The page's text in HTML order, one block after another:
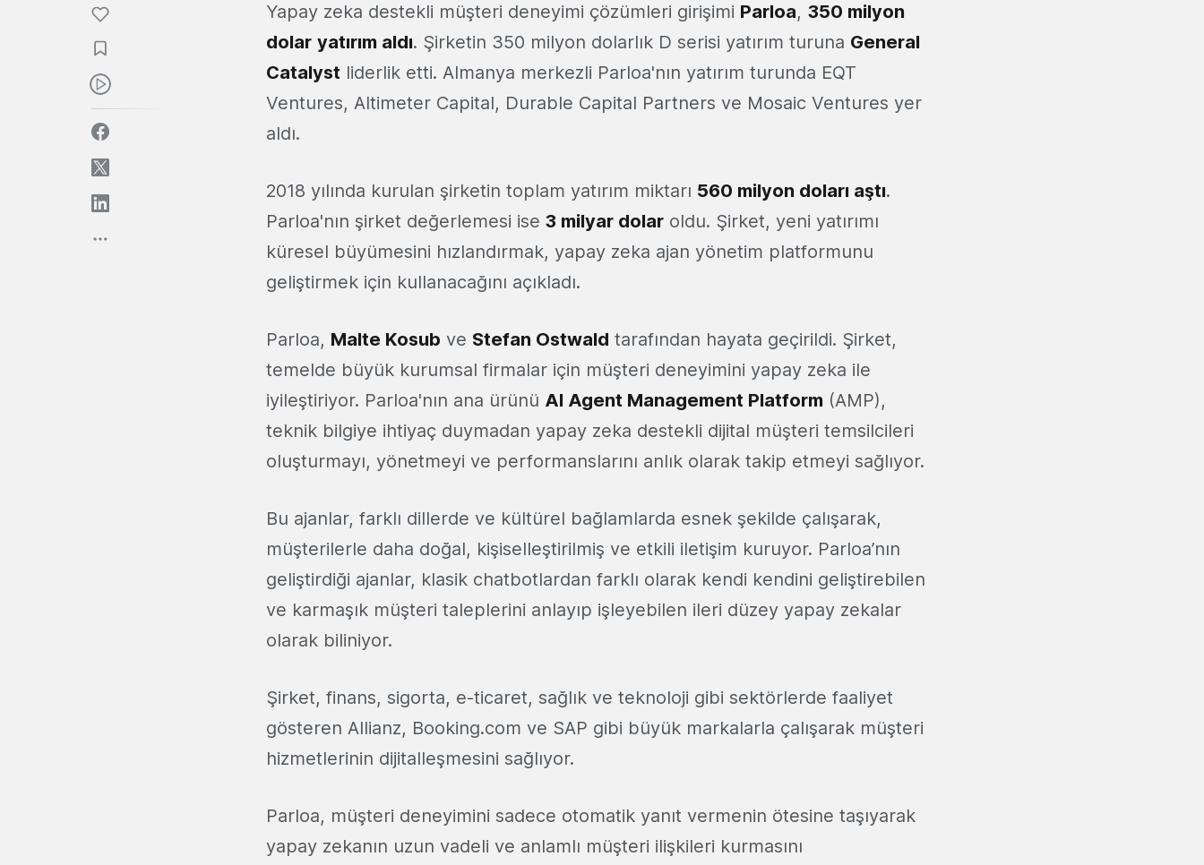
Yapay zeka destekli müşteri deneyimi çözümleri girişimi Parloa, 350 milyon
dolar yatırım aldı. Şirketin 350 milyon dolarlık D serisi yatırım turuna General
Catalyst liderlik etti. Almanya merkezli Parloa'nın yatırım turunda EQT
Ventures, Altimeter Capital, Durable Capital Partners ve Mosaic Ventures yer
aldı.
2018 yılında kurulan şirketin toplam yatırım miktarı 560 milyon doları aştı.
Parloa'nın şirket değerlemesi ise 3 milyar dolar oldu. Şirket, yeni yatırımı
küresel büyümesini hızlandırmak, yapay zeka ajan yönetim platformunu
geliştirmek için kullanacağını açıkladı.
Parloa, Malte Kosub ve Stefan Ostwald tarafından hayata geçirildi. Şirket,
temelde büyük kurumsal firmalar için müşteri deneyimini yapay zeka ile
iyileştiriyor. Parloa'nın ana ürünü AI Agent Management Platform (AMP),
teknik bilgiye ihtiyaç duymadan yapay zeka destekli dijital müşteri temsilcileri
oluşturmayı, yönetmeyi ve performanslarını anlık olarak takip etmeyi sağlıyor.
Bu ajanlar, farklı dillerde ve kültürel bağlamlarda esnek şekilde çalışarak,
müşterilerle daha doğal, kişiselleştirilmiş ve etkili iletişim kuruyor. Parloa’nın
geliştirdiği ajanlar, klasik chatbotlardan farklı olarak kendi kendini geliştirebilen
ve karmaşık müşteri taleplerini anlayıp işleyebilen ileri düzey yapay zekalar
olarak biliniyor.
Şirket, finans, sigorta, e-ticaret, sağlık ve teknoloji gibi sektörlerde faaliyet
gösteren Allianz, Booking.com ve SAP gibi büyük markalarla çalışarak müşteri
hizmetlerinin dijitalleşmesini sağlıyor.
Parloa, müşteri deneyimini sadece otomatik yanıt vermenin ötesine taşıyarak
yapay zekanın uzun vadeli ve anlamlı müşteri ilişkileri kurmasını